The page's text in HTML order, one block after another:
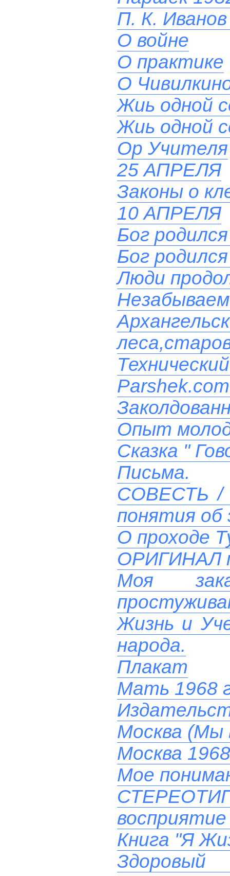
П. К.
О войне
О практике
О
Жиь одной
Жиь одной
Ор Учителя
25 АПРЕЛЯ
Законы о
10 АПРЕЛЯ
Бог
Бог
Люди
Опыт
Сказка "
Письма.
СОВЕСТЬ /
понятия об
О проходе
ОРИГИНАЛ
Моя
Жизнь и
народа.
Плакат
Мать 1968
Москва (Мы
Москва
Мое
восприятие
Книга "Я